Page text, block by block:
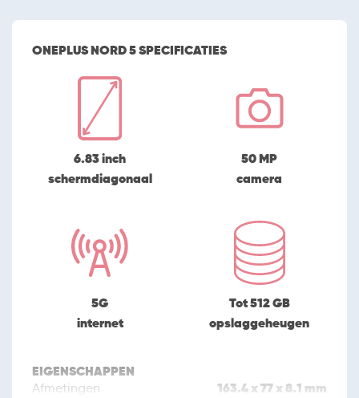
ONEPLUS NORD 5 SPECIFICATIES
6.83 inch
schermdiagonaal
50 MP
camera
5G
internet
Tot 512 GB
opslaggeheugen
EIGENSCHAPPEN
Afmetingen 163.4 x 77 x 8.1 mm